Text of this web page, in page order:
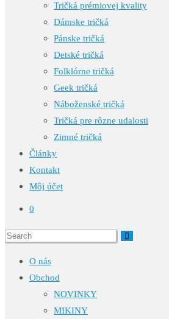
Tričká prémiovej kvality
Dámske tričká
Pánske tričká
Detské tričká
Folklórne tričká
Geek tričká
Náboženské tričká
Tričká pre rôzne udalosti
Zimné tričká
Články
Kontakt
Môj účet
0
O nás
Obchod
NOVINKY
MIKINY